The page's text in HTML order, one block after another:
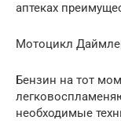
аптеках
Мотоцикл
Бензин на тот
необходимые